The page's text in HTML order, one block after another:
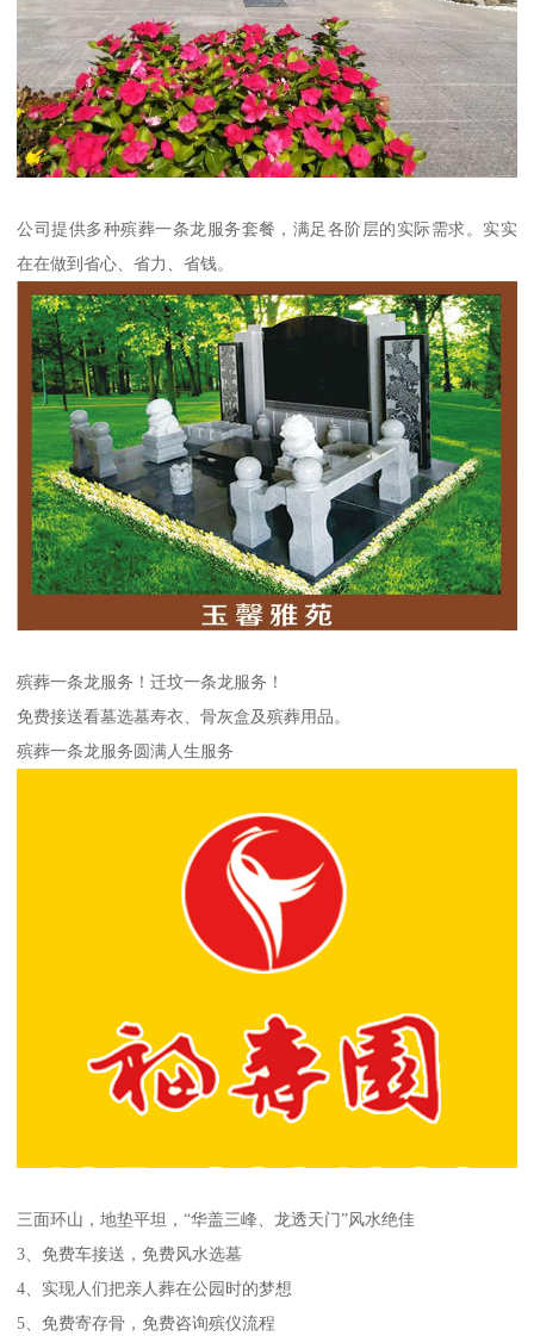
公司提供多种殡葬一条龙服务套餐，满足各阶层的实际需求。实实
在在做到省心、省力、省钱。
殡葬一条龙服务！迁坟一条龙服务！
免费接送看墓选墓寿衣、骨灰盒及殡葬用品。
殡葬一条龙服务圆满人生服务
三面环山，地垫平坦，“华盖三峰、龙透天门”风水绝佳
3、免费车接送，免费风水选墓
4、实现人们把亲人葬在公园时的梦想
5、免费寄存骨，免费咨询殡仪流程